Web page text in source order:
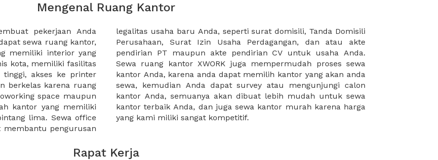
Mengenal Ruang Kantor
pekerjaan Anda
sewa ruang kantor,
memiliki interior yang
kota, memiliki fasilitas
tinggi, akses ke printer
berkelas karena ruang
space maupun
kantor yang memiliki
lima. Sewa office
membantu pengurusan
domisili, Tanda Domisili
dan atau akte
untuk usaha Anda.
proses sewa
kantor yang akan anda
mengunjungi calon
mudah untuk sewa
murah karena harga
yang kami miliki sangat kompetitif.
Rapat Kerja